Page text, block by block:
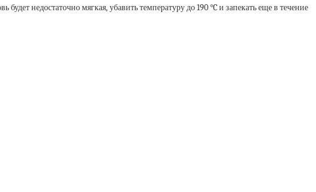
недостаточно мягкая, убавить температуру до 190 °C и запекать еще в течение